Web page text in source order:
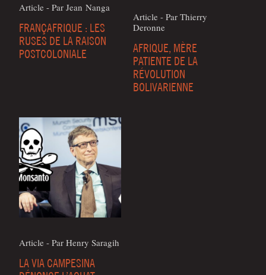
Article - Par Jean Nanga
FRANÇAFRIQUE : LES
RUSES DE LA RAISON
POSTCOLONIALE
Article - Par Thier­ry
Deronne
AFRIQUE, MÈRE
PATIENTE DE LA
RÉVOLUTION
BOLIVARIENNE
Article - Par Hen­ry Saragih
LA VIA CAMPESINA